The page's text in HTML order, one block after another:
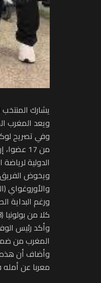
يشارك المنتخب
ويعد المغرب الممثل الوحيد
وفي تصريح
من 17
الدولية
ويخوض الفريق
والأوروغواي
ورغم البداية
كلا من بولونيا (18 يونيو)، وإنجلترا (20 يونيو)، وإيطاليا (22 يونيو)، والأوروغواي (24 يونيو).
وأكد رئيس
المغرب من
معربا عن أمله